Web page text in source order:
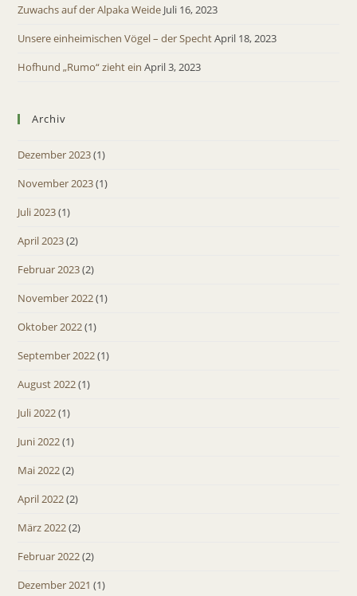
Zuwachs auf der Alpaka Weide Juli 16, 2023
Unsere einheimischen Vögel – der SpechtApril 18, 2023
Hofhund „Rumo“ zieht ein April 3, 2023
Archiv
Dezember 2023(1)
November 2023(1)
Juli 2023(1)
April 2023(2)
Februar 2023(2)
November 2022(1)
Oktober 2022(1)
September 2022(1)
August 2022(1)
Juli 2022(1)
Juni 2022(1)
Mai 2022(2)
April 2022(2)
März 2022(2)
Februar 2022(2)
Dezember 2021 (1)